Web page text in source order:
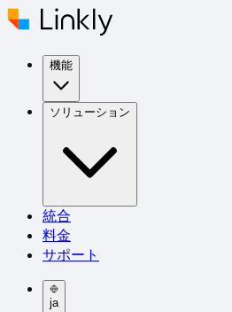
機能
ソリューション
統合
料金
サポート
ja